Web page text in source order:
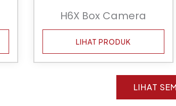
H6X Box Camera
LIHAT PRODUK
LIHAT